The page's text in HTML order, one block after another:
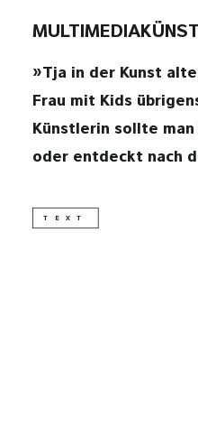
»Tja in der Kunst
Frau mit Kids
Künstlerin sollte
oder entdeckt nach
TEXT